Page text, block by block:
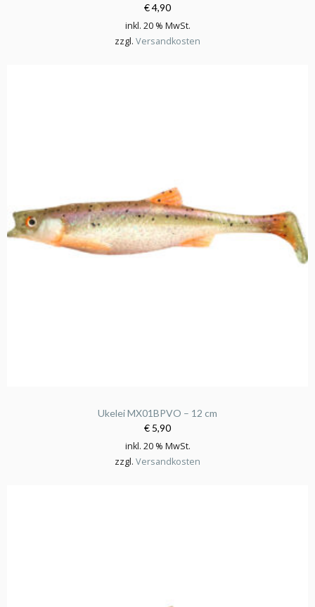
€ 4,90
inkl. 20 % MwSt.
zzgl. Versandkosten
Ukelei MX01BPVO – 12 cm
€ 5,90
inkl. 20 % MwSt.
zzgl. Versandkosten